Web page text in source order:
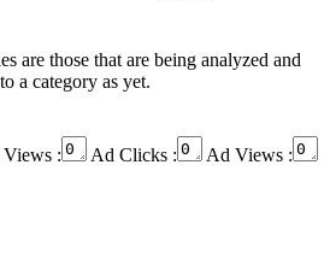
are those that are being analyzed and
a category as yet.
: Ad Clicks : Ad Views :